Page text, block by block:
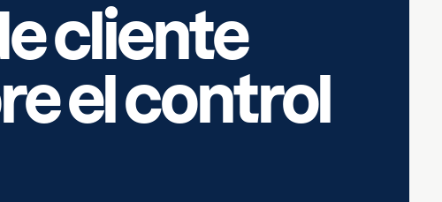
cliente
el control